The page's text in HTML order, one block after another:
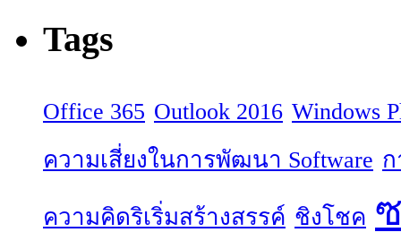
Tags
Office 365 Outlook 2016 Windows
ความเสี่ยงในการพัฒนา Software
ความคิดริเริ่มสร้างสรรค์ ชิงโชค